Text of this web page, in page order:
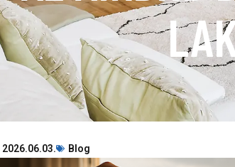
2026.06.03. Blog